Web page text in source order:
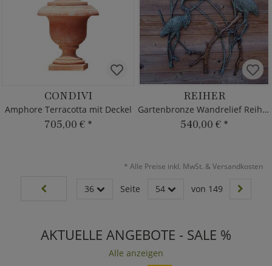
CONDIVI
Amphore Terracotta mit Deckel
705,00 € *
REIHER
Gartenbronze Wandrelief Reiher
540,00 € *
* Alle Preise inkl. MwSt. & Versandkosten
36 Seite 54 von 149
AKTUELLE ANGEBOTE - SALE %
Alle anzeigen